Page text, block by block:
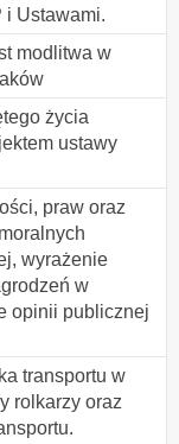
i Ustawami.
modlitwa w
życia
ustawy
praw oraz
wyrażenie
w
opinii publicznej
transportu w
rolkarzy oraz